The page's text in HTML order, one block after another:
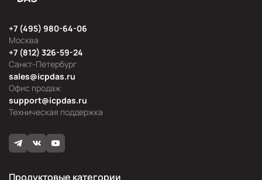
Москва
+7 (495) 980-64-06
Офис продаж
sales@icpdas.ru
Санкт-Петербург
+7 (812) 326-59-24
Техническая поддержка
support@icpdas.ru
Продуктовые категории